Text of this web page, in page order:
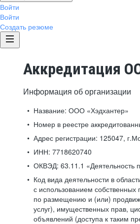
Войти
Войти
Создать резюме
Аккредитация
Информация об организации
Название: ООО «Хэдхантер»
Номер в реестре
Адрес регистрации: 125047,
ИНН: 7718620740
ОКВЭД: 63.11.1
Код вида деятельности в
с использованием
по размещению и (или)
услуг), имущественных прав,
объявлений (доступа к таким